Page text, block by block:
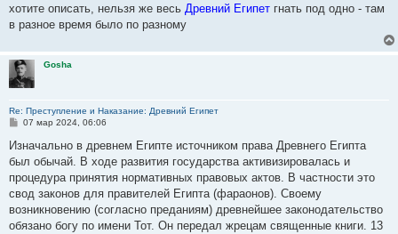
щ
е
н
е
хотите описать, нельзя же весь Древний Египет гнать под одно - там
в разное время было по разному
Gosha
Re: Преступление и Наказание: Древний Египет
С
о
щ
е
и
е
07 мар 2024, 06:06
Изначально в древнем Египте источником права Древнего Египта
был обычай. В ходе развития государства активизировалась и
процедура принятия нормативных правовых актов. В частности это
свод законов для правителей Египта (фараонов). Своему
возникновению (согласно преданиям) древнейшее законодательство
обязано богу по имени Тот. Он передал жрецам священные книги. 13